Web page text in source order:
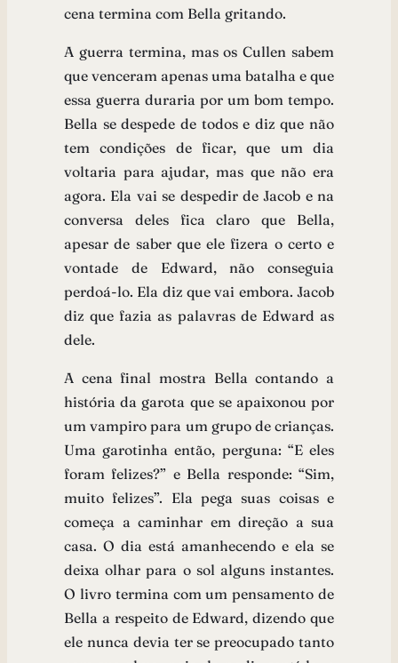
cena termina com Bella gritando.
A guerra termina, mas os Cullen sabem
que venceram apenas uma batalha e que
essa guerra duraria por um bom tempo.
Bella se despede de todos e diz que não
tem condições de ficar, que um dia
voltaria para ajudar, mas que não era
agora. Ela vai se despedir de Jacob e na
conversa deles fica claro que Bella,
apesar de saber que ele fizera o certo e
vontade de Edward, não conseguia
perdoá-lo. Ela diz que vai embora. Jacob
diz que fazia as palavras de Edward as
dele.
A cena final mostra Bella contando a
história da garota que se apaixonou por
um vampiro para um grupo de crianças.
Uma garotinha então, perguna: “E eles
foram felizes?” e Bella responde: “Sim,
muito felizes”. Ela pega suas coisas e
começa a caminhar em direção a sua
casa. O dia está amanhecendo e ela se
deixa olhar para o sol alguns instantes.
O livro termina com um pensamento de
Bella a respeito de Edward, dizendo que
ele nunca devia ter se preocupado tanto